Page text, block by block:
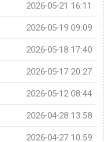
2026-05-21 16:11
2026-05-19 09:09
2026-05-18 17:40
2026-05-17 20:27
2026-05-12 08:44
2026-04-28 13:58
2026-04-27 10:59